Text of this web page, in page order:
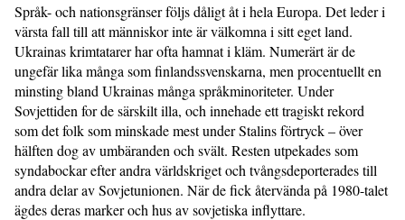
Språk- och nationsgränser följs dåligt åt i hela Europa. Det leder i
värsta fall till att människor inte är välkomna i sitt eget land.
Ukrainas krimtatarer har ofta hamnat i kläm. Numerärt är de
ungefär lika många som finlandssvenskarna, men procentuellt en
minsting bland Ukrainas många språkminoriteter. Under
Sovjettiden for de särskilt illa, och innehade ett tragiskt rekord
som det folk som minskade mest under Stalins förtryck – över
hälften dog av umbäranden och svält. Resten utpekades som
syndabockar efter andra världskriget och tvångsdeporterades till
andra delar av Sovjetunionen. När de fick återvända på 1980-talet
ägdes deras marker och hus av sovjetiska inflyttare.